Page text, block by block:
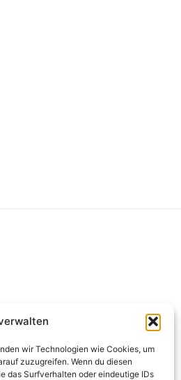
wir Technologien wie Cookies, um
zuzugreifen. Wenn du diesen
das Surfverhalten oder eindeutige IDs